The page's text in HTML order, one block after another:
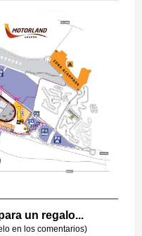
un regalo...
en los comentarios)